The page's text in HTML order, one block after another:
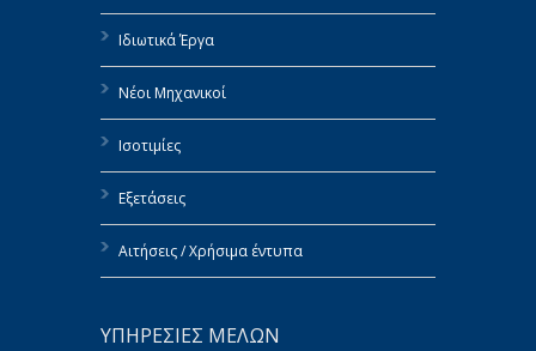
Ιδιωτικά Έργα
Νέοι Μηχανικοί
Ισοτιμίες
Εξετάσεις
Αιτήσεις / Χρήσιμα έντυπα
ΥΠΗΡΕΣΙΕΣ ΜΕΛΩΝ